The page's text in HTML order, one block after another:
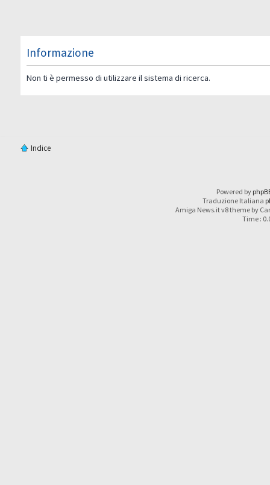
Informazione
Non ti è permesso di utilizzare il sistema di ricerca.
Indice
Powered by
Traduzione Italiana
Amiga News.it v8 theme by
Time :